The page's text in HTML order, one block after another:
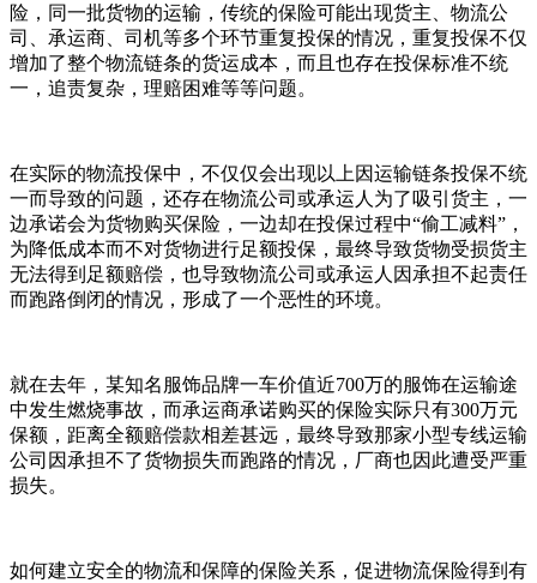
险，同一批货物的运输，传统的保险可能出现货主、物流公
司、承运商、司机等多个环节重复投保的情况，重复投保不仅
增加了整个物流链条的货运成本，而且也存在投保标准不统
一，追责复杂，理赔困难等等问题。
在实际的物流投保中，不仅仅会出现以上因运输链条投保不统
一而导致的问题，还存在物流公司或承运人为了吸引货主，一
边承诺会为货物购买保险，一边却在投保过程中“偷工减料”，
为降低成本而不对货物进行足额投保，最终导致货物受损货主
无法得到足额赔偿，也导致物流公司或承运人因承担不起责任
而跑路倒闭的情况，形成了一个恶性的环境。
就在去年，某知名服饰品牌一车价值近700万的服饰在运输途
中发生燃烧事故，而承运商承诺购买的保险实际只有300万元
保额，距离全额赔偿款相差甚远，最终导致那家小型专线运输
公司因承担不了货物损失而跑路的情况，厂商也因此遭受严重
损失。
如何建立安全的物流和保障的保险关系，促进物流保险得到有